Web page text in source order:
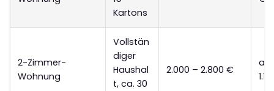
Kartons
2-Zimmer-
Wohnung
Vollstän
diger
Haushal
t, ca. 30
2.000 – 2.800 €
ab